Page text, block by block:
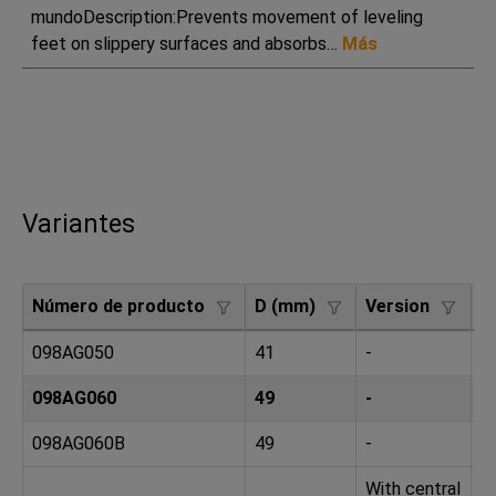
mundoDescription:Prevents movement of leveling
feet on slippery surfaces and absorbs… Más
Variantes
Número de producto D (mm) Version
098AG050 41 -
098AG060 49 -
098AG060B 49 -
With central